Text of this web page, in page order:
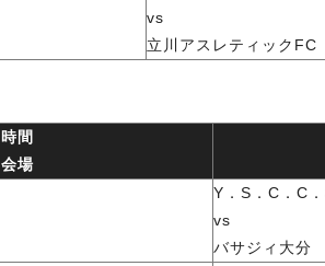
vs
立川アスレティックFC
時間
会場
Y．S．C．C
vs
バサジィ大分